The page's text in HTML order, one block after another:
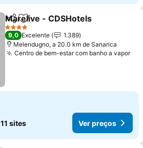
PartilharAdicionar aos favoritos
Marelive - CDSHotels
4 Estrelas
9,0 Excelente
1.389
Melendugno, a 20.0 km de Sanarica
Centro de bem-estar com banho a vapor
11 sites Ver preços